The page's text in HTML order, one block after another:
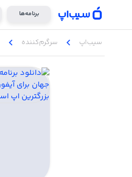
برنامه‌ها
سیب‌اپ chevron_left سرگرم‌کننده chevron_left